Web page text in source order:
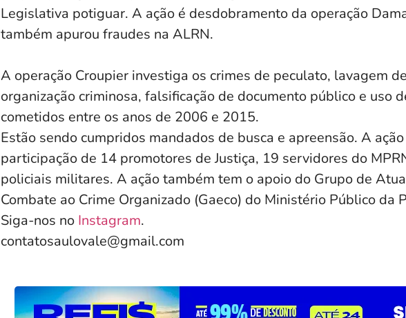
Legislativa potiguar. A ação é desdobramento da operação
também apurou fraudes na ALRN.
A operação Croupier investiga os crimes de peculato, lavagem
organização criminosa, falsificação de documento público e uso
cometidos entre os anos de 2006 e 2015.
Estão sendo cumpridos mandados de busca e apreensão. A
participação de 14 promotores de Justiça, 19 servidores do
policiais militares. A ação também tem o apoio do Grupo de
Combate ao Crime Organizado (Gaeco) do Ministério Público da
Siga-nos no Instagram.
contatosaulovale@gmail.com